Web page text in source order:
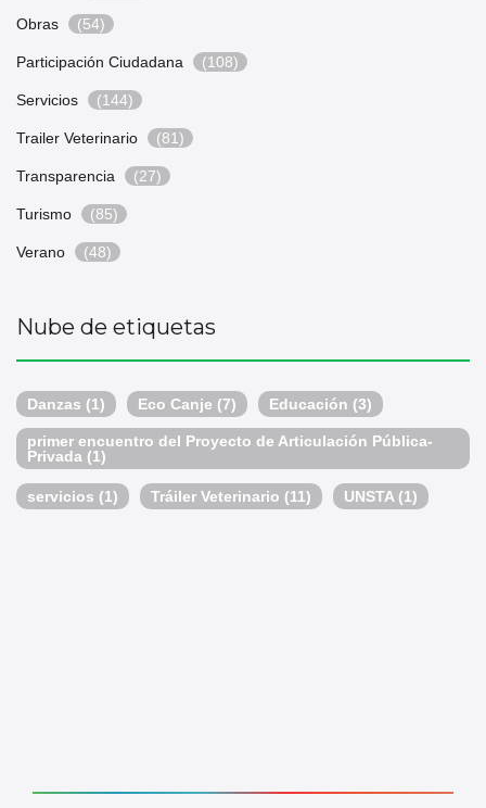
Obras (54)
Participación Ciudadana (108)
Servicios (144)
Trailer Veterinario (81)
Transparencia (27)
Turismo (85)
Verano (48)
Nube de etiquetas
Danzas (1) Eco Canje (7) Educación (3)
primer encuentro del Proyecto de Articulación Pública-
Privada (1)
servicios (1) Tráiler Veterinario (11) UNSTA(1)